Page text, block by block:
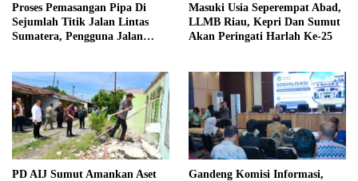
Proses Pemasangan Pipa Di
Sejumlah Titik Jalan Lintas
Sumatera, Pengguna Jalan
Masuki Usia Seperempat Abad,
LLMB Riau, Kepri Dan Sumut
Akan Peringati Harlah Ke-25
PD AIJ Sumut Amankan Aset
Gandeng Komisi Informasi,